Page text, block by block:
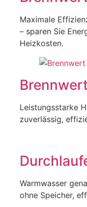
Maximale
– sparen Sie
Heizkosten.
Leistungsstarke
zuverlässig,
Warmwasser
ohne Speicher,